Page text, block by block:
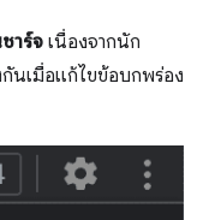
าร์จเนื่องจากนัก
นเมื่อแก้ไขข้อบกพร่อง